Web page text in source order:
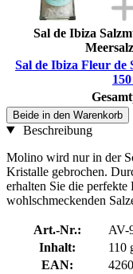
Sal de Ibiza
Sal de Ibiza Fleur de
Beide in den Warenkorb
Beschreibung
Molino wird nur in der
Kristalle gebrochen.
erhalten Sie die perfekte
wohlschmeckenden
Art.-Nr.:
AV-
Inhalt:
110
EAN: